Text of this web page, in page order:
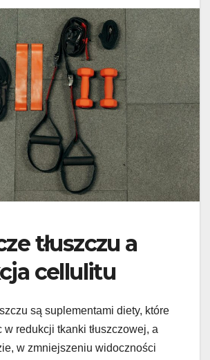
tłuszczu a
cellulitu
są suplementami diety, które
w redukcji tkanki tłuszczowej, a
w zmniejszeniu widoczności